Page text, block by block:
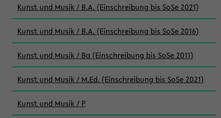
Kunst und Musik / B.A. (Einschreibung bis SoSe 2021)
Kunst und Musik / B.A. (Einschreibung bis SoSe 2016)
Kunst und Musik / Ba (Einschreibung bis SoSe 2011)
Kunst und Musik / M.Ed. (Einschreibung bis SoSe 2021)
Kunst und Musik / P